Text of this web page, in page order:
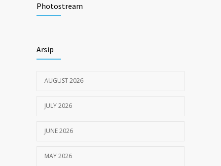
RSU Pengayoman
Photostream
Arsip
AUGUST 2026
JULY 2026
JUNE 2026
MAY 2026